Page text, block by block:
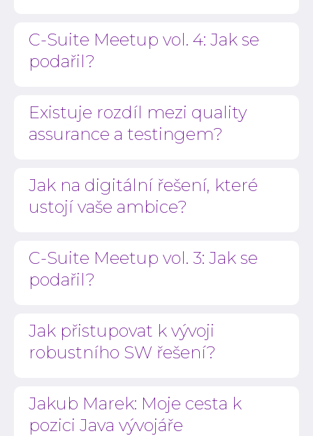
C-Suite Meetup vol. 4: Jak se
podařil?
Existuje rozdíl mezi quality
assurance a testingem?
Jak na digitální řešení, které
ustojí vaše ambice?
C-Suite Meetup vol. 3: Jak se
podařil?
Jak přistupovat k vývoji
robustního SW řešení?
Jakub Marek: Moje cesta k
pozici Java vývojáře